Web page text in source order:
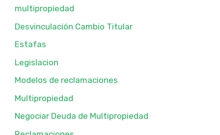
multipropiedad
Desvinculación Cambio Titular
Estafas
Legislacion
Modelos de reclamaciones
Multipropiedad
Negociar Deuda de Multipropiedad